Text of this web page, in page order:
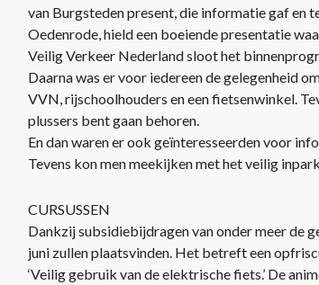
van Burgsteden present, die informatie gaf en
Oedenrode, hield een boeiende presentatie
Veilig Verkeer Nederland sloot het
Daarna was er voor iedereen de gelegenheid
VVN, rijschoolhouders en een fietsenwinkel.
plussers bent gaan behoren.
En dan waren er ook geïnteresseerden voor
Tevens kon men meekijken met het veilig
CURSUSSEN
Dankzij subsidiebijdragen van onder meer de
juni zullen plaatsvinden. Het betreft een
‘Veilig gebruik van de elektrische fiets.’ De